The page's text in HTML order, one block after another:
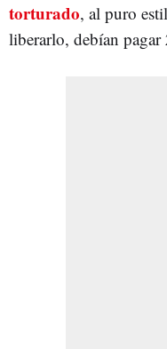
torturado, al puro
liberarlo, debían pagar